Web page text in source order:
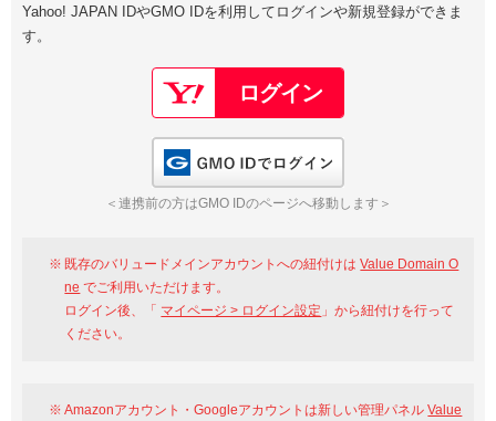
Google
GMO ID Amazon
※AmazonはValue Domain Oneのログイン画面へ遷移します
Value Domain Oneアカウント作成
以下でも登録可能
Google Yahoo!
GMO ID
Yahoo! JAPAN IDやGMO IDを利用してログインや新規登録ができま
す。
＜連携前の方はGMO IDのページへ移動します＞
既存のバリュードメインアカウントへの紐付けはValue Domain O
ne でご利用いただけます。
ログイン後、「 マイページ > ログイン設定 」から紐付けを行って
ください。
Amazonアカウント・Googleアカウントは新しい管理パネルValue